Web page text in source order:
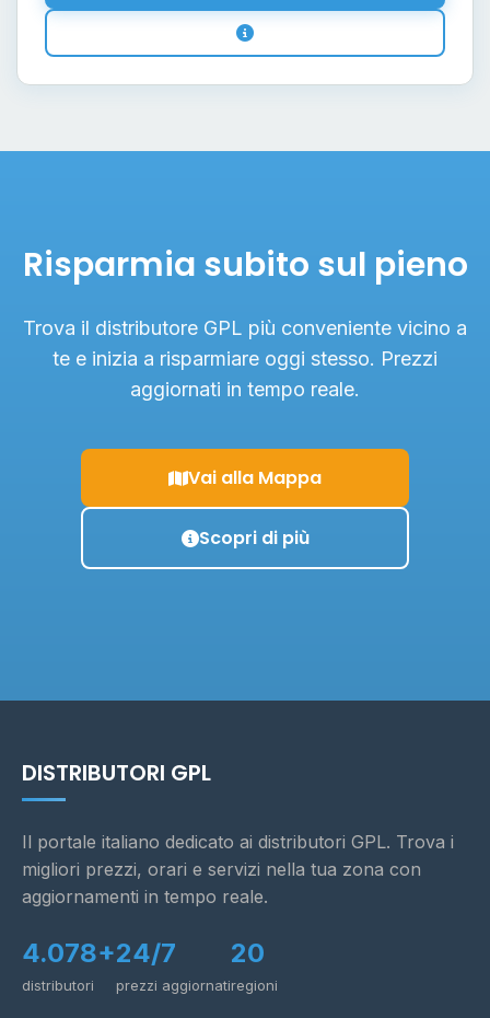
Risparmia subito sul pieno
Trova il distributore GPL più conveniente vicino a
te e inizia a risparmiare oggi stesso. Prezzi
aggiornati in tempo reale.
Vai alla Mappa
Scopri di più
DISTRIBUTORI GPL
Il portale italiano dedicato ai distributori GPL. Trova i
migliori prezzi, orari e servizi nella tua zona con
aggiornamenti in tempo reale.
4.078+
distributori
24/7
prezzi aggiornati
20
regioni